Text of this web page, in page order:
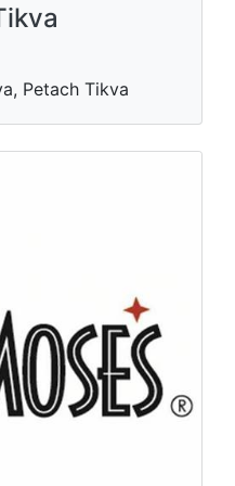
Petach Tikva